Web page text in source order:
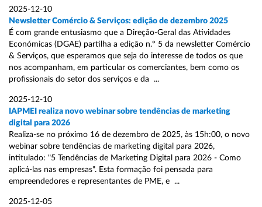
2025-12-10
Newsletter Comércio & Serviços: edição de dezembro 2025
É com grande entusiasmo que a Direção-Geral das Atividades
Económicas (DGAE) partilha a edição n.º 5 da newsletter Comércio
& Serviços, que esperamos que seja do interesse de todos os que
nos acompanham, em particular os comerciantes, bem como os
profissionais do setor dos serviços e da ...
2025-12-10
IAPMEI realiza novo webinar sobre tendências de marketing
digital para 2026
Realiza-se no próximo 16 de dezembro de 2025, às 15h:00, o novo
webinar sobre tendências de marketing digital para 2026,
intitulado: "5 Tendências de Marketing Digital para 2026 - Como
aplicá-las nas empresas". Esta formação foi pensada para
empreendedores e representantes de PME, e ...
2025-12-05